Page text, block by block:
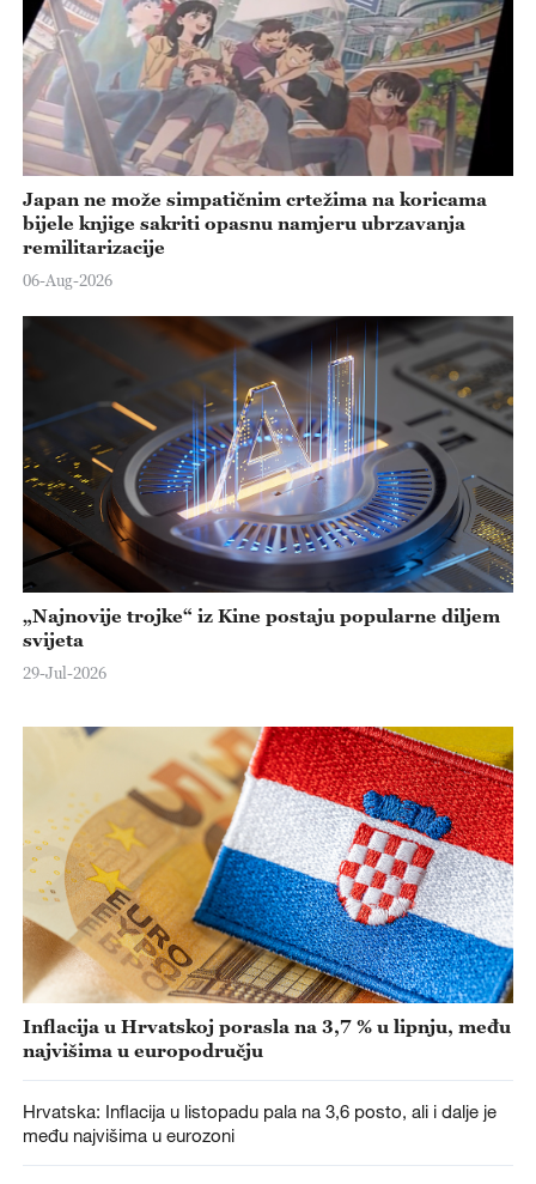
Japan ne može simpatičnim crtežima na koricama
bijele knjige sakriti opasnu namjeru ubrzavanja
remilitarizacije
06-Aug-2026
„Najnovije trojke“ iz Kine postaju popularne diljem
svijeta
29-Jul-2026
Inflacija u Hrvatskoj porasla na 3,7 % u lipnju, među
najvišima u europodručju
Hrvatska: Inflacija u listopadu pala na 3,6 posto, ali i dalje je
među najvišima u eurozoni